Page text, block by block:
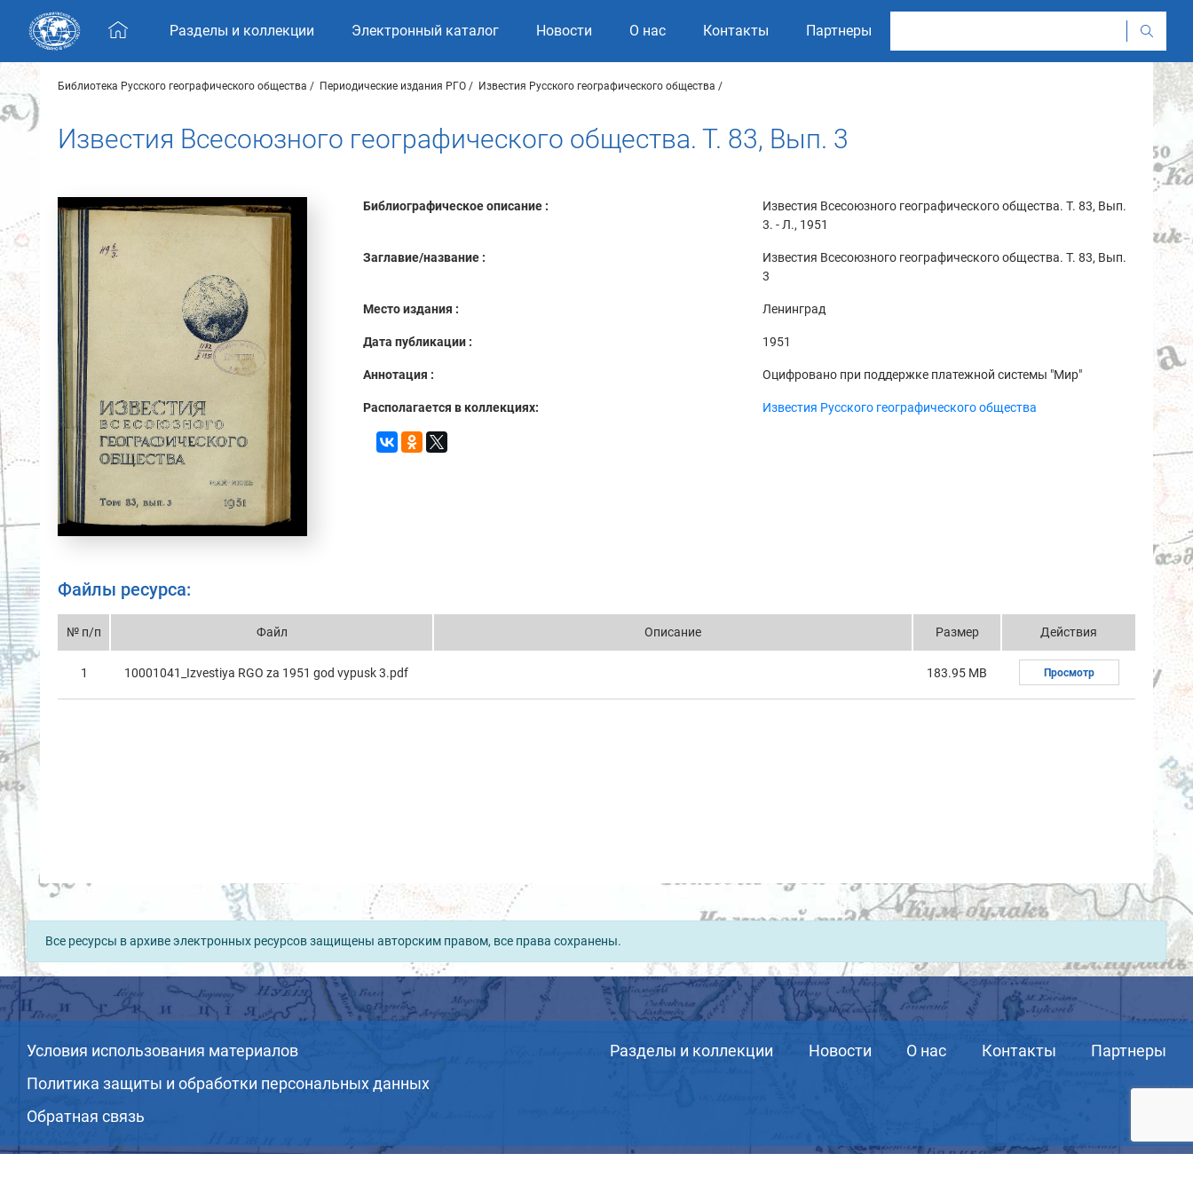
Skip navigation
Разделы и коллекции Электронный каталог Новости О нас Контакты Партнеры
Библиотека Русского географического общества Периодические издания РГО Известия Русского географического общества
Известия Всесоюзного географического общества. Т. 83, Вып. 3
Библиографическое описание :
Известия Всесоюзного географического общества. Т. 83, Вып.
3. - Л., 1951
Заглавие/название :
Известия Всесоюзного географического общества. Т. 83, Вып.
3
Место издания : Ленинград
Дата публикации : 1951
Аннотация : Оцифровано при поддержке платежной системы "Мир"
Располагается в коллекциях: Известия Русского географического общества
Файлы ресурса:
№ п/п Файл Описание Размер Действия
1 10001041_Izvestiya RGO za 1951 god vypusk 3.pdf 183.95 MB Просмотр
Все ресурсы в архиве электронных ресурсов защищены авторским правом, все права сохранены.
Условия использования материалов
Политика защиты и обработки персональных данных
Обратная связь
Разделы и коллекции Новости О нас Контакты Партнеры